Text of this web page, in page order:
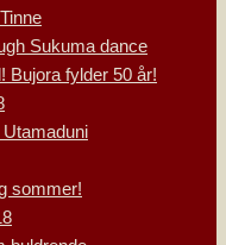
Sukuma dance
Bujora fylder 50 år!
sommer!